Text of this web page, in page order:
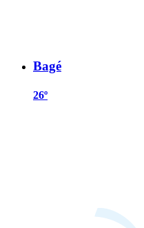
Bagé
26º